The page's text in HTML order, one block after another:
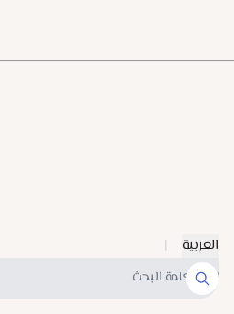
العربية |